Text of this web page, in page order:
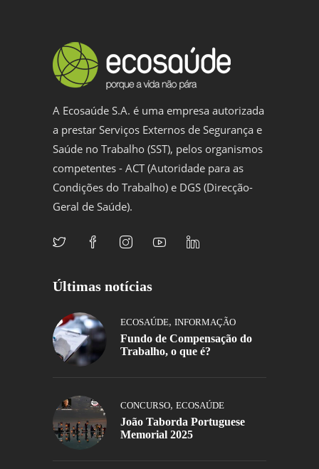
A Ecosaúde S.A. é uma empresa autorizada
a prestar Serviços Externos de Segurança e
Saúde no Trabalho (SST), pelos organismos
competentes - ACT (Autoridade para as
Condições do Trabalho) e DGS (Direcção-
Geral de Saúde).
Últimas notícias
ECOSAÚDE, INFORMAÇÃO
Fundo de Compensação do
Trabalho, o que é?
CONCURSO, ECOSAÚDE
João Taborda Portuguese
Memorial 2025